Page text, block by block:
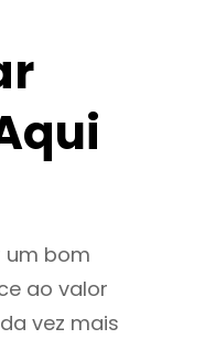
um bom
ao valor
vez mais